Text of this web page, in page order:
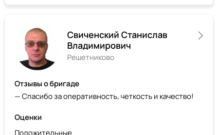
Cвиченский Станислав
Владимирович
Решетниково
Отзывы о бригаде
— Спасибо за оперативность, четкость и качество!
Оценки
Положительные